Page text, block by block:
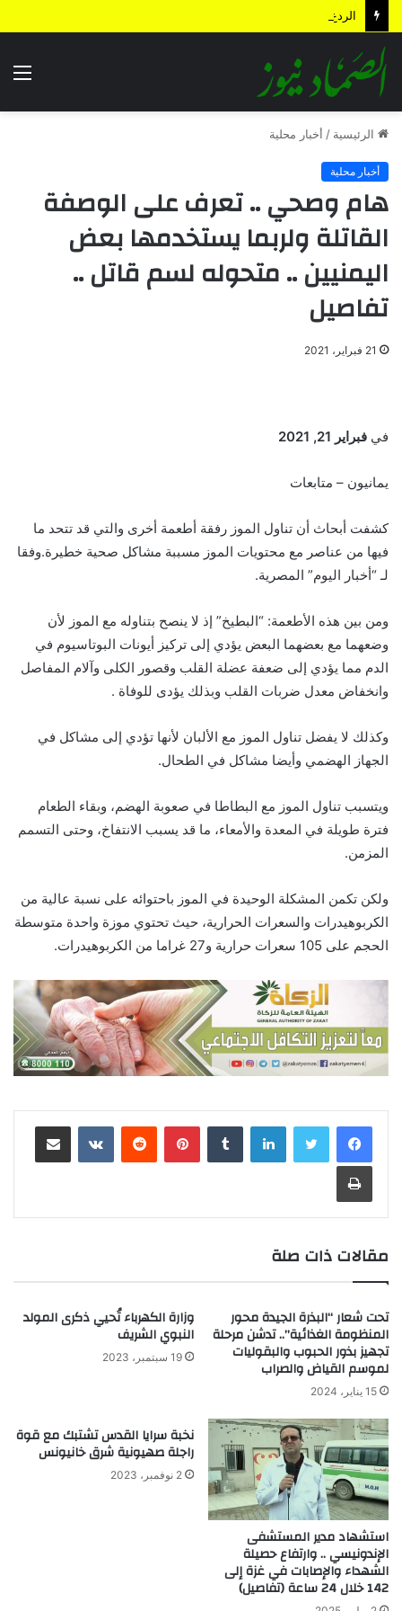
الرئيسية / أخبار محلية
أخبار محلية
هام وصحي .. تعرف على الوصفة
القاتلة ولربما يستخدمها بعض
اليمنيين .. متحوله لسم قاتل ..
تفاصيل
21 فبراير، 2021
في فبراير 21, 2021
يمانيون – متابعات
كشفت أبحاث أن تناول الموز رفقة أطعمة أخرى والتي قد تتحد ما
فيها من عناصر مع محتويات الموز مسببة مشاكل صحية خطيرة.وفقا
لـ “أخبار اليوم” المصرية.
ومن بين هذه الأطعمة: “البطيخ” إذ لا ينصح بتناوله مع الموز لأن
وضعهما مع بعضهما البعض يؤدي إلى تركيز أيونات البوتاسيوم في
الدم مما يؤدي إلى ضعفة عضلة القلب وقصور الكلى وآلام المفاصل
وانخفاض معدل ضربات القلب وبذلك يؤدى للوفاة .
وكذلك لا يفضل تناول الموز مع الألبان لأنها تؤدي إلى مشاكل في
الجهاز الهضمي وأيضا مشاكل في الطحال.
ويتسبب تناول الموز مع البطاطا في صعوبة الهضم، وبقاء الطعام
فترة طويلة في المعدة والأمعاء، ما قد يسبب الانتفاخ، وحتى التسمم
المزمن.
ولكن تكمن المشكلة الوحيدة في الموز باحتوائه على نسبة عالية من
الكربوهيدرات والسعرات الحرارية، حيث تحتوي موزة واحدة متوسطة
الحجم على 105 سعرات حرارية و27 غراما من الكربوهيدرات.
لينكدإن بينتيريست
مقالات ذات صلة
تحت شعار “البذرة الجيدة محور
المنظومة الغذائية”.. تدشن مرحلة
تجهيز بذور الحبوب والبقوليات
لموسم القياض والصراب
15 يناير، 2024
وزارة الكهرباء تُحيي ذكرى المولد
النبوي الشريف
19 سبتمبر، 2023
استشهاد مدير المستشفى
الإندونيسي .. وارتفاع حصيلة
الشهداء والإصابات في غزة إلى
142 خلال 24 ساعة (تفاصيل)
نخبة سرايا القدس تشتبك مع قوة
راجلة صهيونية شرق خانيونس
2 نوفمبر، 2023